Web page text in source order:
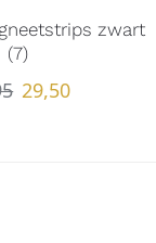
zwart
(7)
29,50